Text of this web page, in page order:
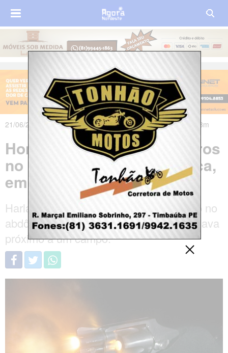
21/06/2025 às 16h37m - Atualizado em 23/06/2025 às 17h23m
Homem é assassinado a tiros
no Distrito de Carne de Vaca,
em Goiana/PE
Harlan Bezerra, de 43 anos, foi alvejado no
abdômen e na cabeça enquanto caminhava
próximo a um campo.